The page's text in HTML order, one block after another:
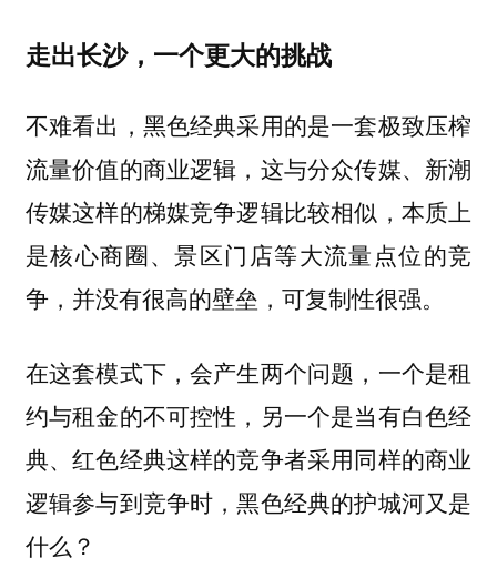
走出长沙，一个更大的挑战
不难看出，黑色经典采用的是一套极致压榨
流量价值的商业逻辑，这与分众传媒、新潮
传媒这样的梯媒竞争逻辑比较相似，本质上
是核心商圈、景区门店等大流量点位的竞
争，并没有很高的壁垒，可复制性很强。
在这套模式下，会产生两个问题， 一个是租
约与租金的不可控性，另一个是当有白色经
典、红色经典这样的竞争者采用同样的商业
逻辑参与到竞争时，黑色经典的护城河又是
什么？